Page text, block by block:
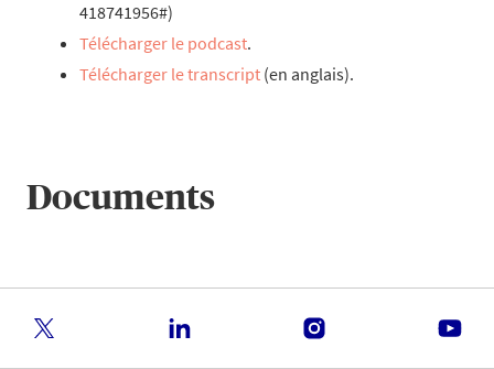
418741956#)
Télécharger le podcast.
Télécharger le transcript (en anglais).
Documents